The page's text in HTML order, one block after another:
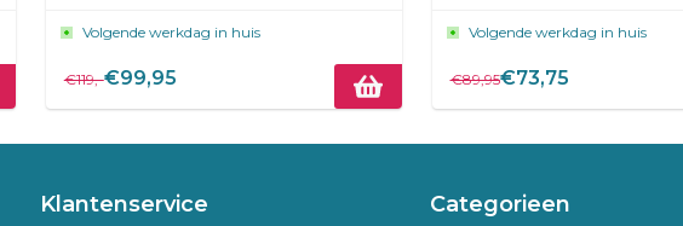
Volgende werkdag in huis
€119,-€99,95
Volgende werkdag in huis
€89,95€73,75
Klantenservice Categorieen